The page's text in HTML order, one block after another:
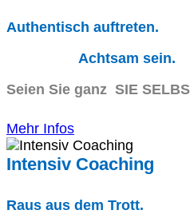
Authentisch auftreten.
Achtsam sein.
Seien Sie ganz SIE
Mehr Infos
Intensiv Coaching
Raus aus dem Trott.